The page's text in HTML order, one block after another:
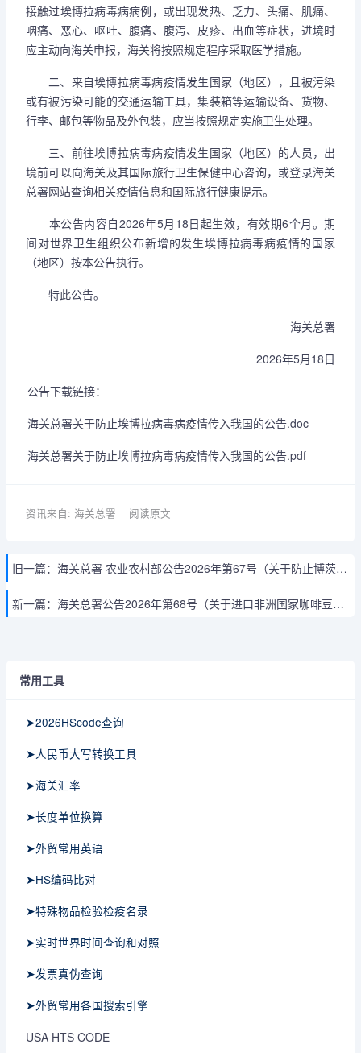
接触过埃博拉病毒病病例，或出现发热、乏力、头痛、肌痛、
咽痛、恶心、呕吐、腹痛、腹泻、皮疹、出血等症状，进境时
应主动向海关申报，海关将按照规定程序采取医学措施。
二、来自埃博拉病毒病疫情发生国家（地区），且被污染
或有被污染可能的交通运输工具，集装箱等运输设备、货物、
行李、邮包等物品及外包装，应当按照规定实施卫生处理。
三、前往埃博拉病毒病疫情发生国家（地区）的人员，出
境前可以向海关及其国际旅行卫生保健中心咨询，或登录海关
总署网站查询相关疫情信息和国际旅行健康提示。
本公告内容自2026年5月18日起生效，有效期6个月。期
间对世界卫生组织公布新增的发生埃博拉病毒病疫情的国家
（地区）按本公告执行。
特此公告。
海关总署
2026年5月18日
公告下载链接：
海关总署关于防止埃博拉病毒病疫情传入我国的公告.doc
海关总署关于防止埃博拉病毒病疫情传入我国的公告.pdf
资讯来自: 海关总署 阅读原文
旧一篇： 海关总署 农业农村部公告2026年第67号（关于防止博茨瓦纳口蹄疫传入我国的公告）
新一篇： 海关总署公告2026年第68号（关于进口非洲国家咖啡豆植物检疫要求的公告）
常用工具
➤2026HScode查询
➤人民币大写转换工具
➤海关汇率
➤长度单位换算
➤外贸常用英语
➤HS编码比对
➤特殊物品检验检疫名录
➤实时世界时间查询和对照
➤发票真伪查询
➤外贸常用各国搜索引擎
USA HTS CODE